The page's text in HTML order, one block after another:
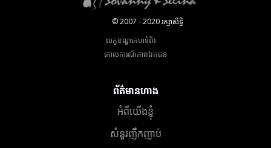
© 2007 - 2020 រក្សាសិទ្ធិ
លក្ខខណ្ឌគេហទំព័រ
គោលការណ៍​ភាព​ឯកជន
ព័ត៌មានហាង
អំពីយើងខ្ញុំ
សំនួរញឹកញាប់